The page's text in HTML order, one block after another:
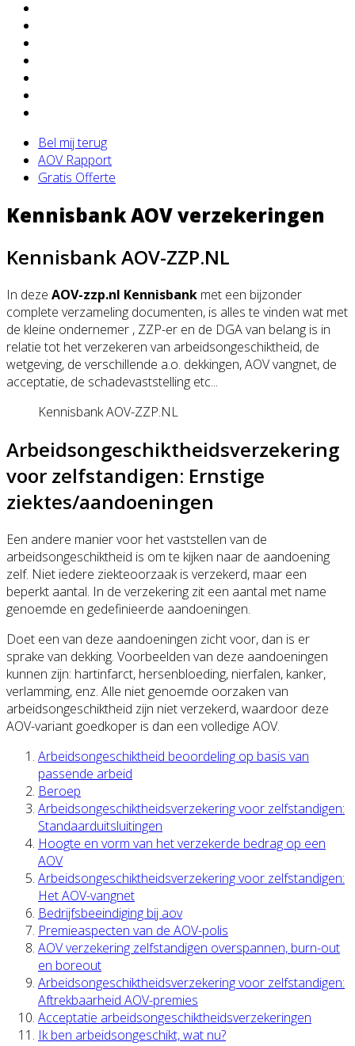
Bel mij terug
AOV Rapport
Gratis Offerte
Kennisbank AOV verzekeringen
Kennisbank AOV-ZZP.NL
In deze AOV-zzp.nl Kennisbank met een bijzonder
complete verzameling documenten, is alles te vinden wat met
de kleine ondernemer , ZZP-er en de DGA van belang is in
relatie tot het verzekeren van arbeidsongeschiktheid, de
wetgeving, de verschillende a.o. dekkingen, AOV vangnet, de
acceptatie, de schadevaststelling etc...
Kennisbank AOV-ZZP.NL
Arbeidsongeschiktheidsverzekering
voor zelfstandigen: Ernstige
ziektes/aandoeningen
Een andere manier voor het vaststellen van de
arbeidsongeschiktheid is om te kijken naar de aandoening
zelf. Niet iedere ziekteoorzaak is verzekerd, maar een
beperkt aantal. In de verzekering zit een aantal met name
genoemde en gedefinieerde aandoeningen.
Doet een van deze aandoeningen zicht voor, dan is er
sprake van dekking. Voorbeelden van deze aandoeningen
kunnen zijn: hartinfarct, hersenbloeding, nierfalen, kanker,
verlamming, enz. Alle niet genoemde oorzaken van
arbeidsongeschiktheid zijn niet verzekerd, waardoor deze
AOV-variant goedkoper is dan een volledige AOV.
Arbeidsongeschiktheid beoordeling op basis van
passende arbeid
Beroep
Arbeidsongeschiktheidsverzekering voor zelfstandigen:
Standaarduitsluitingen
Hoogte en vorm van het verzekerde bedrag op een
AOV
Arbeidsongeschiktheidsverzekering voor zelfstandigen:
Het AOV-vangnet
Bedrijfsbeeindiging bij aov
Premieaspecten van de AOV-polis
AOV verzekering zelfstandigen overspannen, burn-out
en boreout
Arbeidsongeschiktheidsverzekering voor zelfstandigen:
Aftrekbaarheid AOV-premies
Acceptatie arbeidsongeschiktheidsverzekeringen
Ik ben arbeidsongeschikt, wat nu?